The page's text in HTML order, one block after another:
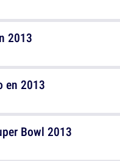
en 2013
2013
Bowl 2013